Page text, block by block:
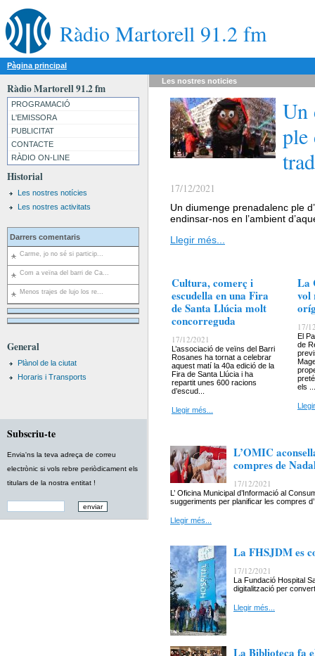
Ràdio Martorell 91.2 fm
Pàgina principal
Ràdio Martorell 91.2 fm
PROGRAMACIÓ
L'EMISSORA
PUBLICITAT
CONTACTE
RÀDIO ON-LINE
Historial
Les nostres notícies
Les nostres activitats
Darrers comentaris
Carme, jo no sé si particip...
Com a veïna del barri de Ca...
Menos trajes de lujo los re...
General
Plànol de la ciutat
Horaris i Transports
Subscriu-te
Envia'ns la teva adreça de correu
electrònic si vols rebre periòdicament els
titulars de la nostra entitat !
Les nostres noticies
Un
ple
17/12/2021
Un diumenge prenadalenc ple
endinsar-nos en l’ambient
Llegir més...
Cultura, comerç i
escudella en una Fira
de Santa Llúcia molt
concorreguda
17/12/2021
L’associació de veïns del Barri
Rosanes ha tornat a celebrar
aquest matí la 40a edició de la
Fira de Santa Llúcia i ha
repartit unes 600 racions
d’escud...
Llegir més...
La
vol
17/
El
de
els ...
L’OMIC
compres de
17/12/2021
L’ Oficina Municipal d’Informació al
suggeriments per planificar les compres
Llegir més...
La FHSJDM es
17/12/2021
La Fundació Hospital
digitalització per
Llegir més...
La Biblioteca fa